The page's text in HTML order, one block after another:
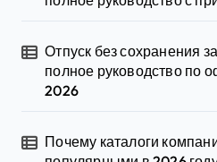
Отпуск без сохранения
полное руководство по
2026
Почему каталоги